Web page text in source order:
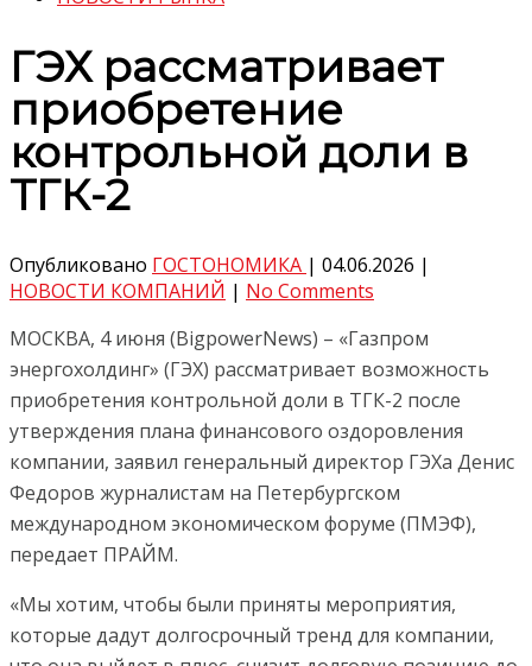
ГЭХ рассматривает
приобретение
контрольной доли в
ТГК-2
Опубликовано ГОСТОНОМИКА | 04.06.2026 |
НОВОСТИ КОМПАНИЙ | No Comments
МОСКВА, 4 июня (BigpowerNews) – «Газпром
энергохолдинг» (ГЭХ) рассматривает возможность
приобретения контрольной доли в ТГК-2 после
утверждения плана финансового оздоровления
компании, заявил генеральный директор ГЭХа Денис
Федоров журналистам на Петербургском
международном экономическом форуме (ПМЭФ),
передает ПРАЙМ.
«Мы хотим, чтобы были приняты мероприятия,
которые дадут долгосрочный тренд для компании,